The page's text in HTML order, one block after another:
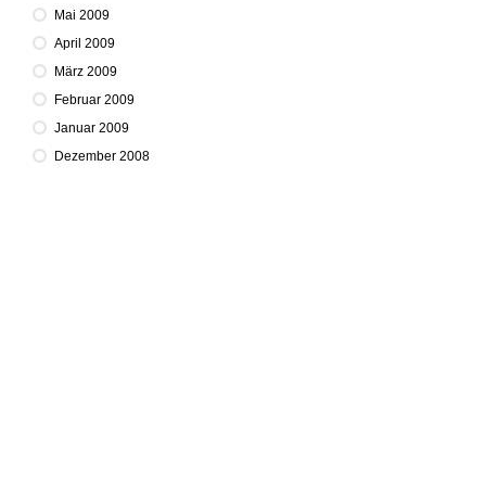
Mai 2009
April 2009
März 2009
Februar 2009
Januar 2009
Dezember 2008